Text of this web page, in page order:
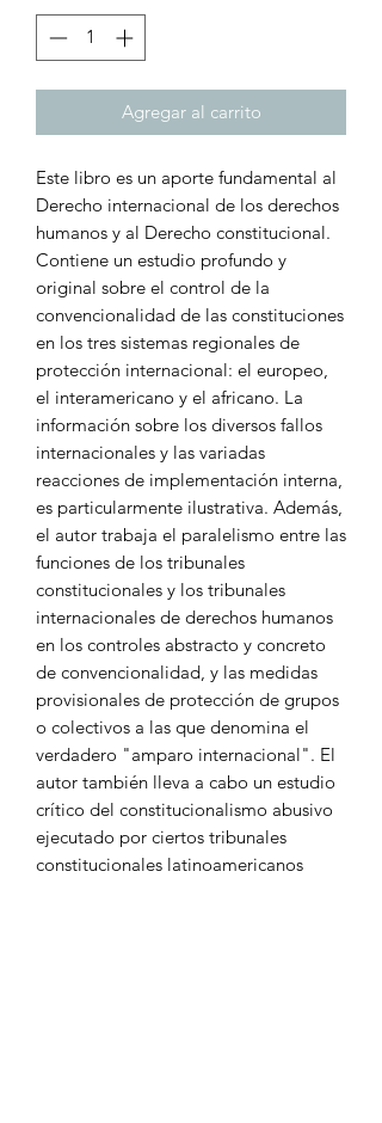
Agregar al carrito
Este libro es un aporte fundamental al
Derecho internacional de los derechos
humanos y al Derecho constitucional.
Contiene un estudio profundo y
original sobre el control de la
convencionalidad de las constituciones
en los tres sistemas regionales de
protección internacional: el europeo,
el interamericano y el africano. La
información sobre los diversos fallos
internacionales y las variadas
reacciones de implementación interna,
es particularmente ilustrativa. Además,
el autor trabaja el paralelismo entre las
funciones de los tribunales
constitucionales y los tribunales
internacionales de derechos humanos
en los controles abstracto y concreto
de convencionalidad, y las medidas
provisionales de protección de grupos
o colectivos a las que denomina el
verdadero "amparo internacional". El
autor también lleva a cabo un estudio
crítico del constitucionalismo abusivo
ejecutado por ciertos tribunales
constitucionales latinoamericanos